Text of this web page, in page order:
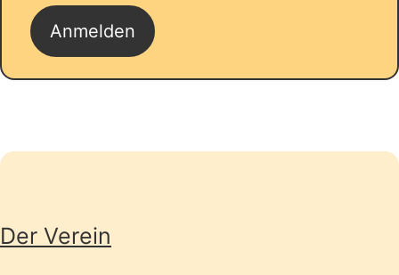
Seitenübersicht
Der Verein